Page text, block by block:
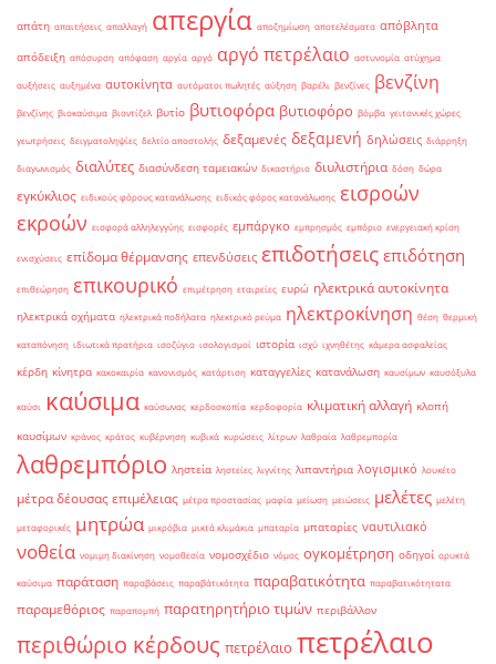
απάτη απαιτήσεις απαλλαγή απεργία αποζημίωση αποτελέσματα απόβλητα
απόδειξη απόσυρση απόφαση αργία αργό αργό πετρέλαιο αστυνομία ατύχημα
αυξήσεις αυξημένα αυτοκίνητα αυτόματοι πωλητές αύξηση βαρέλι βενζίνες βενζίνη
βενζίνης βιοκαύσιμα βιοντίζελ βυτίο βυτιοφόρα βυτιοφόρο βόμβα γειτονικές χώρες
γεωτρήσεις δειγματοληψίες δελτίο αποστολής δεξαμενές δεξαμενή δηλώσεις διάρρηξη
διαγωνισμός διαλύτες διασύνδεση ταμειακών δικαστήριο διυλιστήρια δόση δώρα
εγκύκλιος ειδικούς φόρους κατανάλωσης ειδικός φόρος κατανάλωσης εισροών
εκροών εισφορά αλληλεγγύης εισφορές εμπάργκο εμπρησμός εμπόριο ενεργειακή κρίση
ενισχύσεις επίδομα θέρμανσης επενδύσεις επιδοτήσεις επιδότηση
επιθεώρηση επικουρικό επιμέτρηση εταιρείες ευρώ ηλεκτρικά αυτοκίνητα
ηλεκτρικά οχήματα ηλεκτρικά ποδήλατα ηλεκτρικό ρεύμα ηλεκτροκίνηση θέση θερμική
καταπόνηση ιδιωτικά πρατήρια ισοζύγιο ισολογισμοί ιστορία ισχύ ιχνηθέτης κάμερα ασφαλείας
κέρδη κίνητρα κακοκαιρία κανονισμός κατάρτιση καταγγελίες κατανάλωση καυσίμων καυσόξυλα
καύσι καύσιμα καύσωνας κερδοσκοπία κερδοφορία κλιματική αλλαγή κλοπή
καυσίμων κράνος κράτος κυβέρνηση κυβικά κυρώσεις λίτρων λαθραία λαθρεμπορία
λαθρεμπόριο ληστεία ληστείες λιγνίτης λιπαντήρια λογισμικό λουκέτο
μέτρα δέουσας επιμέλειας μέτρα προστασίας μαφία μείωση μειώσεις μελέτες μελέτη
μεταφορικές μητρώα μικρόβια μικτά κλιμάκια μπαταρία μπαταρίες ναυτιλιακό
νοθεία νομιμη διακίνηση νομοθεσία νομοσχέδιο νόμος ογκομέτρηση οδηγοί ορυκτά
καύσιμα παράταση παραβάσεις παραβάτικότητα παραβατικότητα παραβατικότητατα
παραμεθόριος παραπομπή παρατηρητήριο τιμών περιβάλλον
περιθώριο κέρδους πετρέλαιο πετρέλαιο